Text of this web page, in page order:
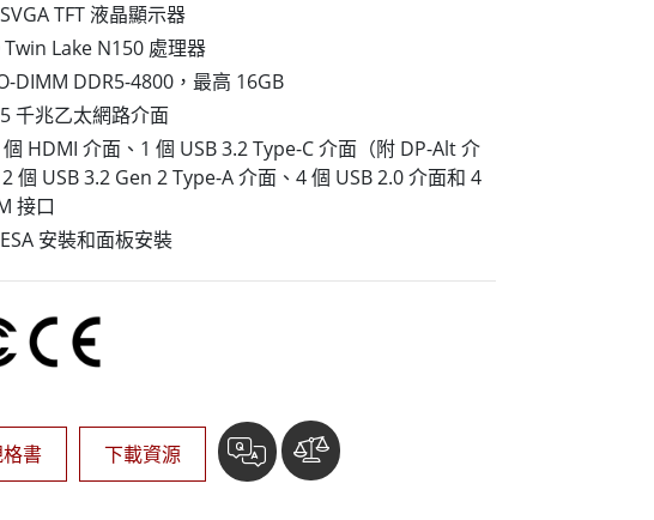
電腦
船舶等級
船舶等級工業電腦
船舶等級顯示器
More
動電腦
業電腦
入式電腦
不鏽鋼等級
TFT 液晶顯示器
Lake N150 處理器
DIMM DDR5-4800，最高 16GB
千兆乙太網路介面
HDMI 介面、1 個 USB 3.2 Type-C 介面（附 DP-Alt 介
個 USB 3.2 Gen 2 Type-A 介面、4 個 USB 2.0 介面和 4
接口
安裝和面板安裝
書 下載資源